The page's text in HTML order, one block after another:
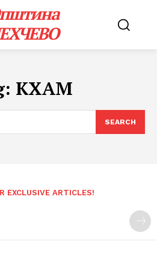
КХАМ
SEARCH
EXCLUSIVE ARTICLES!